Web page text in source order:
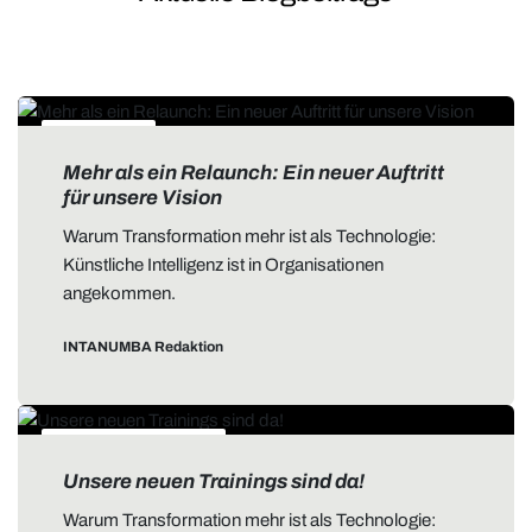
Mehr als ein Relaunch: Ein neuer Auftritt
für unsere Vision
Warum Transformation mehr ist als Technologie:
Künstliche Intelligenz ist in Organisationen
angekommen.
INTANUMBA Redaktion
Unsere neuen Trainings sind da!
Warum Transformation mehr ist als Technologie: